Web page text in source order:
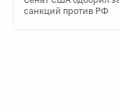
санкций против РФ